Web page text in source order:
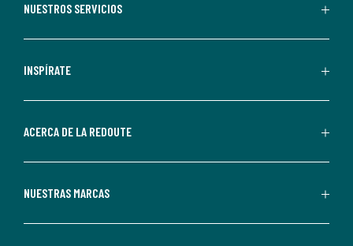
comerciales
personalizadas
parte
Redoute.
de
NUESTROS SERVICIOS
INSPÍRATE
ACERCA DE LA REDOUTE
NUESTRAS MARCAS